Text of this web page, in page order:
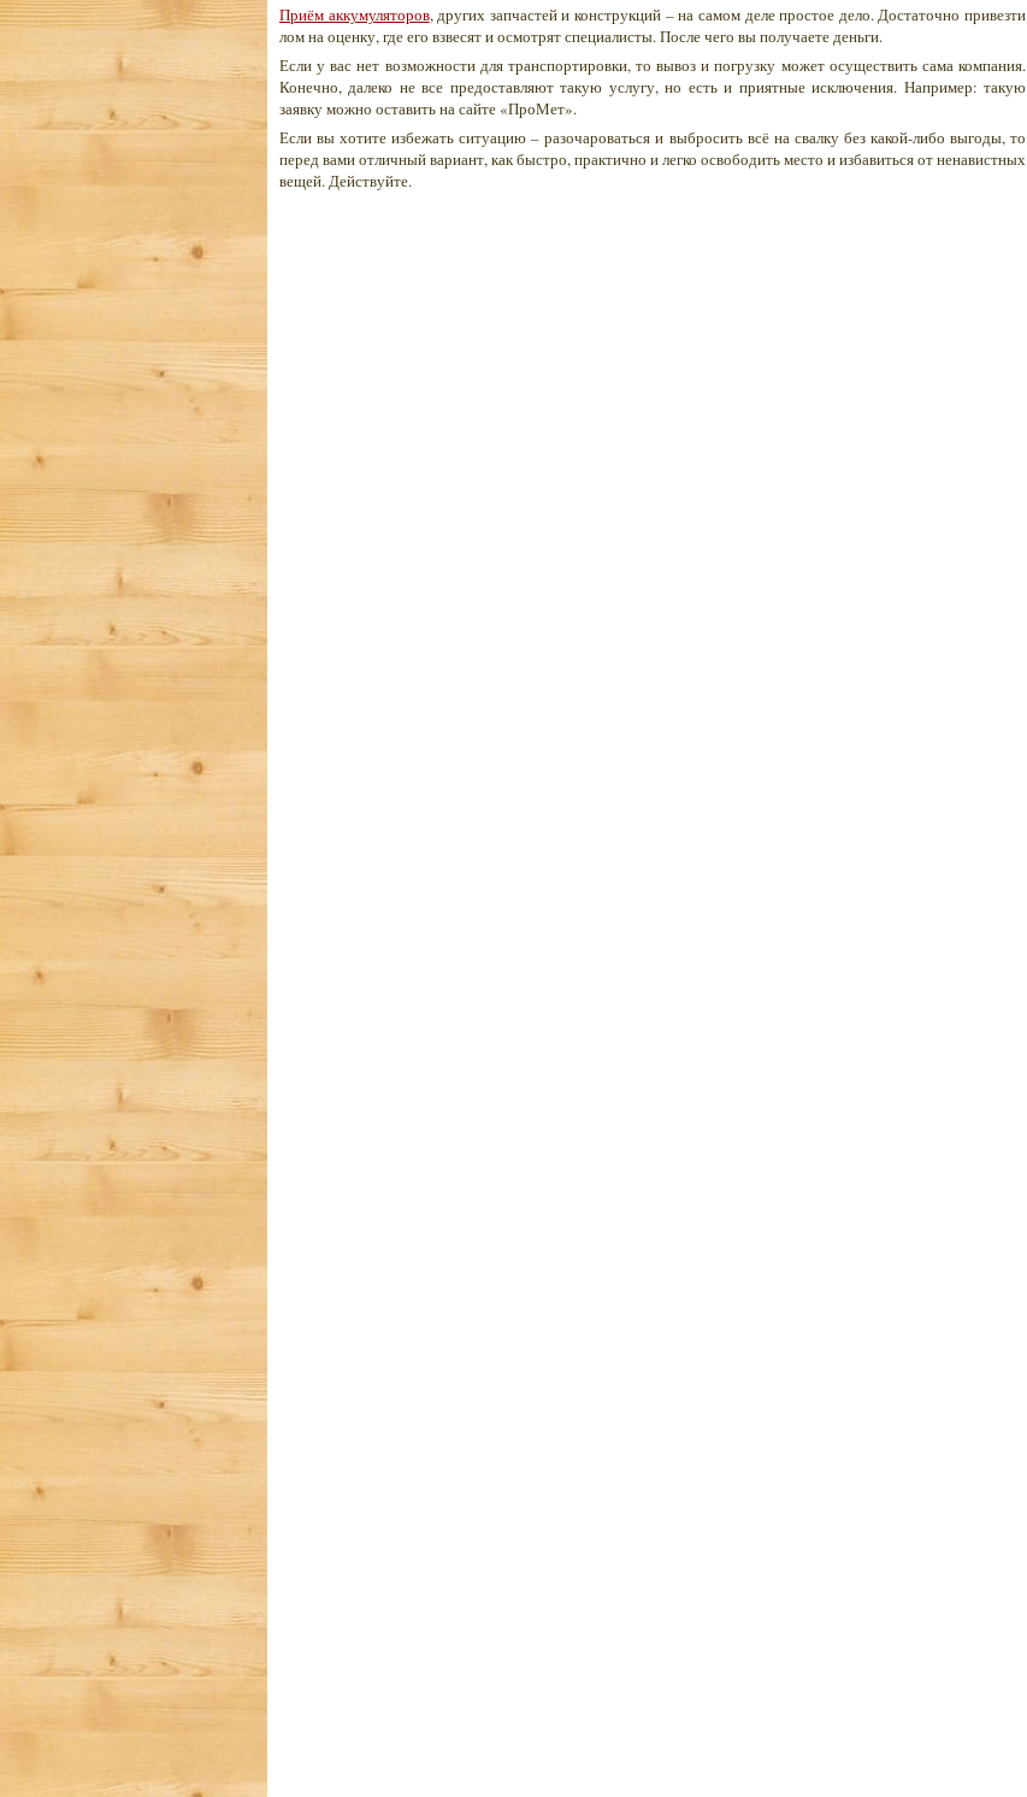
Приём аккумуляторов, других запчастей и конструкций – на самом деле простое дело. Достаточно привезти
лом на оценку, где его взвесят и осмотрят специалисты. После чего вы получаете деньги.
Если у вас нет возможности для транспортировки, то вывоз и погрузку может осуществить сама компания.
Конечно, далеко не все предоставляют такую услугу, но есть и приятные исключения. Например: такую
заявку можно оставить на сайте «ПроМет».
Если вы хотите избежать ситуацию – разочароваться и выбросить всё на свалку без какой-либо выгоды, то
перед вами отличный вариант, как быстро, практично и легко освободить место и избавиться от ненавистных
вещей. Действуйте.